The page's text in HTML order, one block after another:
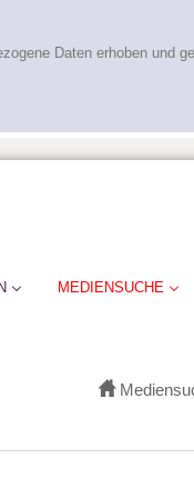
Daten erhoben und
MEDIENSUCHE